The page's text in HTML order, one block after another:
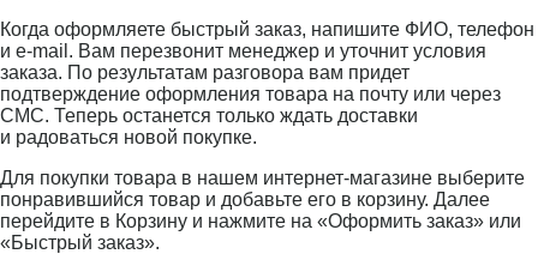
Когда оформляете быстрый заказ, напишите ФИО, телефон
и e-mail. Вам перезвонит менеджер и уточнит условия
заказа. По результатам разговора вам придет
подтверждение оформления товара на почту или через
СМС. Теперь останется только ждать доставки
и радоваться новой покупке.
Для покупки товара в нашем интернет-магазине выберите
понравившийся товар и добавьте его в корзину. Далее
перейдите в Корзину и нажмите на «Оформить заказ» или
«Быстрый заказ».